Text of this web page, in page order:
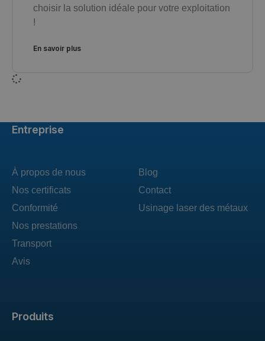
choisir la solution idéale pour votre exploitation
!
En savoir plus
Produits
Entreprise
À propos de nous
Nos certificats
Conformité
Nos prestations
Transport
Avis
Blog
Contact
Usinage laser des métaux